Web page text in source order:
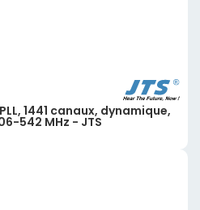
1441 canaux, dynamique,
542 MHz - JTS